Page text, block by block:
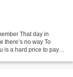
That day in
there’s no way To
is a hard price to pay